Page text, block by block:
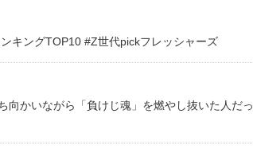
キングTOP10 #Z世代pickフレッシャーズ
向かいながら「負けじ魂」を燃やし抜いた人だっ